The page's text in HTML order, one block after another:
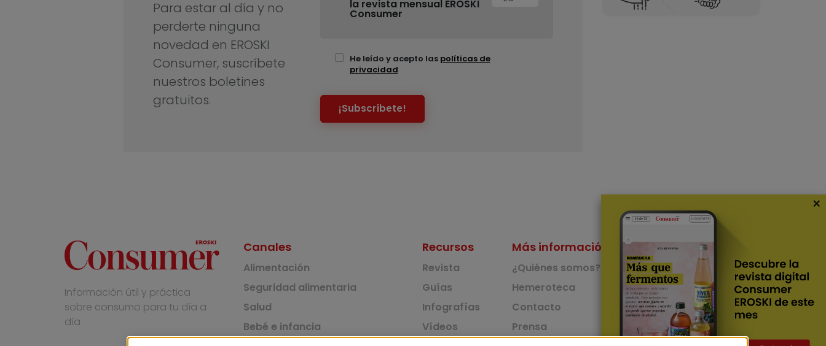
Para estar al día y no
perderte ninguna
novedad en EROSKI
Consumer, suscríbete
nuestros boletines
gratuitos.
la revista mensual EROSKI
Consumer
He leído y acepto las políticas de
privacidad
¡Subscríbete!
Información útil y práctica
sobre consumo para tu día a
día
Canales
Alimentación
Seguridad alimentaria
Salud
Bebé e infancia
Recursos
Revista
Guías
Infografías
Vídeos
Más información
¿Quiénes somos?
Hemeroteca
Contacto
Prensa
Nuestras Apps
App de recetas
App del Camino de
Santiago
×